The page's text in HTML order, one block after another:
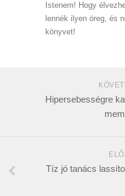
Istenem! Hogy
lennék ilyen öreg, és
könyvet!
Hipersebességre
Tíz jó tanács